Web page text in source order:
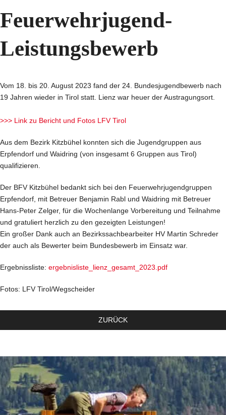
Feuerwehrjugend-
Leistungsbewerb
Vom 18. bis 20. August 2023 fand der 24. Bundesjugendbewerb nach
19 Jahren wieder in Tirol statt. Lienz war heuer der Austragungsort.
>>> Link zu Bericht und Fotos LFV Tirol
Aus dem Bezirk Kitzbühel konnten sich die Jugendgruppen aus
Erpfendorf und Waidring (von insgesamt 6 Gruppen aus Tirol)
qualifizieren.
Der BFV Kitzbühel bedankt sich bei den Feuerwehrjugendgruppen
Erpfendorf, mit Betreuer Benjamin Rabl und Waidring mit Betreuer
Hans-Peter Zelger, für die Wochenlange Vorbereitung und Teilnahme
und gratuliert herzlich zu den gezeigten Leistungen!
Ein großer Dank auch an Bezirkssachbearbeiter HV Martin Schreder
der auch als Bewerter beim Bundesbewerb im Einsatz war.
Ergebnissliste: ergebnisliste_lienz_gesamt_2023.pdf
Fotos: LFV Tirol/Wegscheider
ZURÜCK